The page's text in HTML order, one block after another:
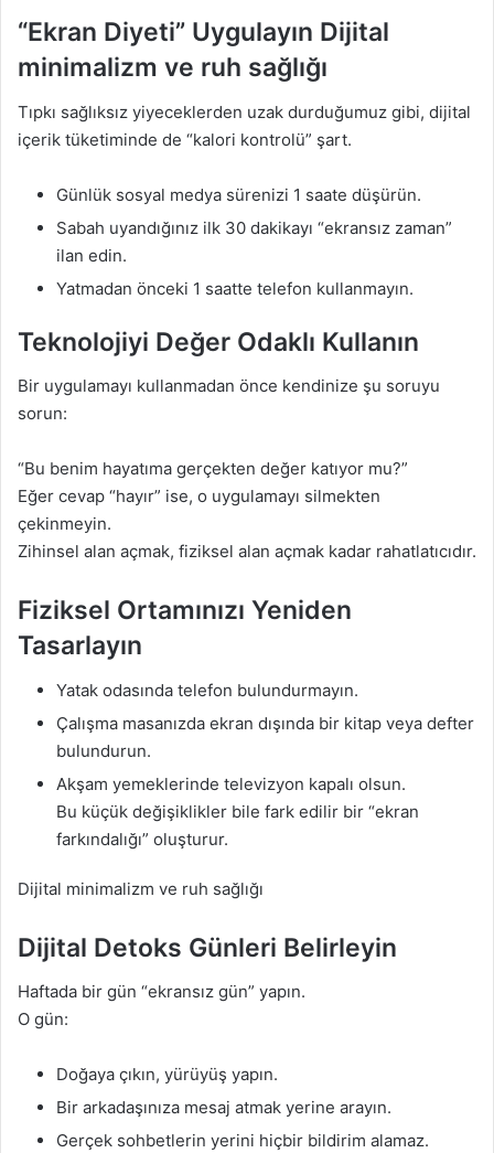
“Ekran Diyeti” Uygulayın Dijital
minimalizm ve ruh sağlığı
Tıpkı sağlıksız yiyeceklerden uzak durduğumuz gibi, dijital
içerik tüketiminde de “kalori kontrolü” şart.
Günlük sosyal medya sürenizi 1 saate düşürün.
Sabah uyandığınız ilk 30 dakikayı “ekransız zaman”
ilan edin.
Yatmadan önceki 1 saatte telefon kullanmayın.
Teknolojiyi Değer Odaklı Kullanın
Bir uygulamayı kullanmadan önce kendinize şu soruyu
sorun:
“Bu benim hayatıma gerçekten değer katıyor mu?”
Eğer cevap “hayır” ise, o uygulamayı silmekten
çekinmeyin.
Zihinsel alan açmak, fiziksel alan açmak kadar rahatlatıcıdır.
Fiziksel Ortamınızı Yeniden
Tasarlayın
Yatak odasında telefon bulundurmayın.
Çalışma masanızda ekran dışında bir kitap veya defter
bulundurun.
Akşam yemeklerinde televizyon kapalı olsun.
Bu küçük değişiklikler bile fark edilir bir “ekran
farkındalığı” oluşturur.
Dijital minimalizm ve ruh sağlığı
Dijital Detoks Günleri Belirleyin
Haftada bir gün “ekransız gün” yapın.
O gün:
Doğaya çıkın, yürüyüş yapın.
Bir arkadaşınıza mesaj atmak yerine arayın.
Gerçek sohbetlerin yerini hiçbir bildirim alamaz.